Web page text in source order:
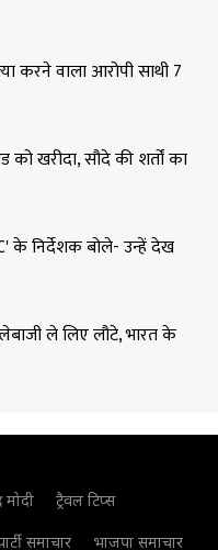
करने वाला आरोपी साथी 7
को खरीदा, सौदे की शर्तों का
के निर्देशक बोले- उन्हें देख
ले लिए लौटे, भारत के
मोदी
ट्रैवल टिप्स
समाचार भाजपा समाचार